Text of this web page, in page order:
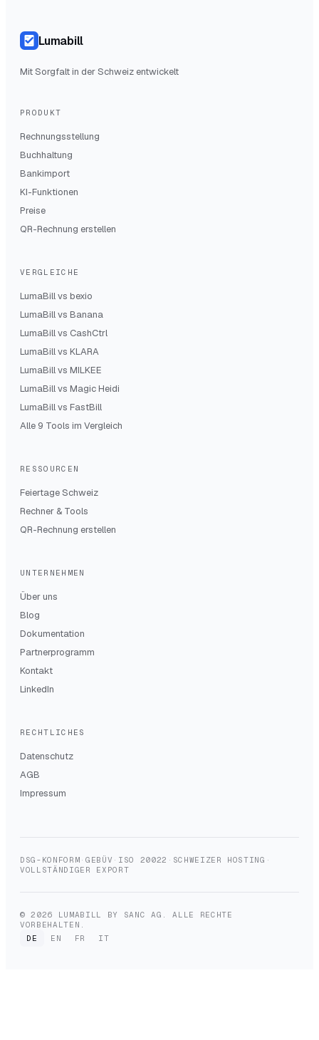
Lumabill
Mit Sorgfalt in der Schweiz entwickelt
PRODUKT
Rechnungsstellung
Buchhaltung
Bankimport
KI-Funktionen
Preise
QR-Rechnung erstellen
VERGLEICHE
LumaBill vs bexio
LumaBill vs Banana
LumaBill vs CashCtrl
LumaBill vs KLARA
LumaBill vs MILKEE
LumaBill vs Magic Heidi
LumaBill vs FastBill
Alle 9 Tools im Vergleich
RESSOURCEN
Feiertage Schweiz
Rechner & Tools
QR-Rechnung erstellen
UNTERNEHMEN
Über uns
Blog
Dokumentation
Partnerprogramm
Kontakt
LinkedIn
RECHTLICHES
Datenschutz
AGB
Impressum
DSG-KONFORM · GEBÜV · ISO 20022 · SCHWEIZER HOSTING ·
VOLLSTÄNDIGER EXPORT
© 2026 LUMABILL BY SANC AG. ALLE RECHTE
VORBEHALTEN.
DE
EN FR IT